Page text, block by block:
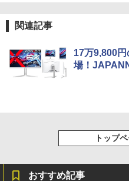
関連記事
17万9,800
場！
トップ
おすすめ記事